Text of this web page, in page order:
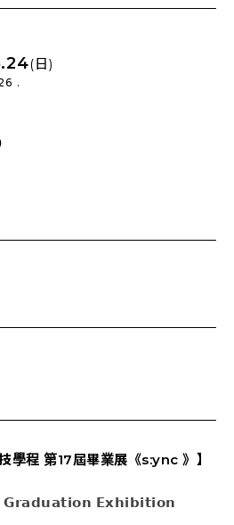
(日)
.
學程 第17屆畢業展《s:ync 》】
𝗘𝘅𝗵𝗶𝗯𝗶𝘁𝗶𝗼𝗻